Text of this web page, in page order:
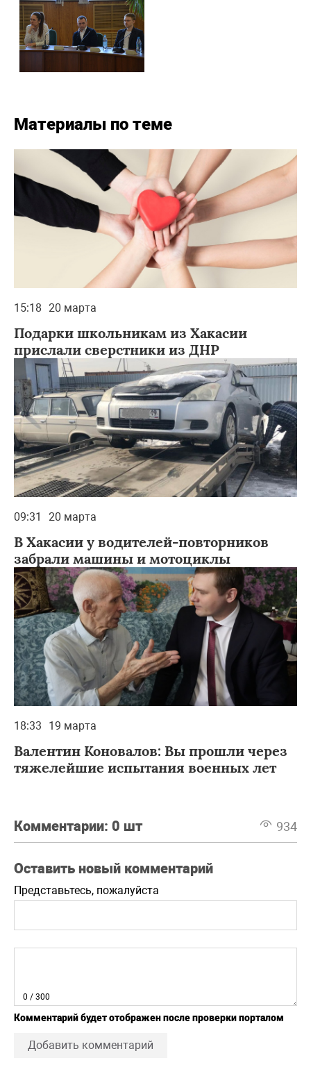
Материалы по теме
15:18 20 марта
Подарки школьникам из Хакасии
прислали сверстники из ДНР
09:31 20 марта
В Хакасии у водителей-повторников
забрали машины и мотоциклы
18:33 19 марта
Валентин Коновалов: Вы прошли через
тяжелейшие испытания военных лет
Комментарии: 0 шт 934
Оставить новый комментарий
Представьтесь, пожалуйста
0 / 300
Комментарий будет отображен после проверки порталом
Добавить комментарий